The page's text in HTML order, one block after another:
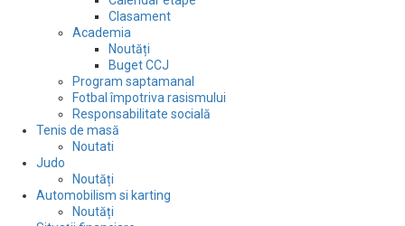
Clasament
Academia
Noutăți
Buget CCJ
Program saptamanal
Fotbal împotriva rasismului
Responsabilitate socială
Tenis de masă
Noutati
Judo
Noutăți
Automobilism si karting
Noutăți